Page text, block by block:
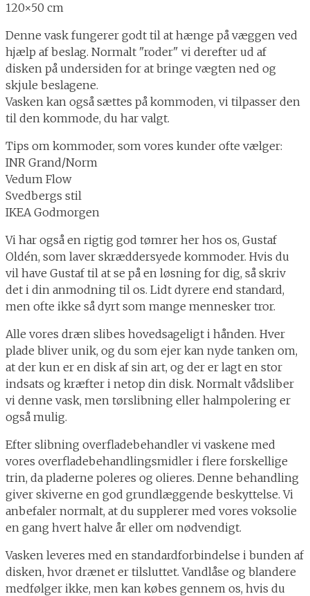
120×50 cm
Denne vask fungerer godt til at hænge på væggen ved
hjælp af beslag. Normalt "roder" vi derefter ud af
disken på undersiden for at bringe vægten ned og
skjule beslagene.
Vasken kan også sættes på kommoden, vi tilpasser den
til den kommode, du har valgt.
Tips om kommoder, som vores kunder ofte vælger:
INR Grand/Norm
Vedum Flow
Svedbergs stil
IKEA Godmorgen
Vi har også en rigtig god tømrer her hos os, Gustaf
Oldén, som laver skræddersyede kommoder. Hvis du
vil have Gustaf til at se på en løsning for dig, så skriv
det i din anmodning til os. Lidt dyrere end standard,
men ofte ikke så dyrt som mange mennesker tror.
Alle vores dræn slibes hovedsageligt i hånden. Hver
plade bliver unik, og du som ejer kan nyde tanken om,
at der kun er en disk af sin art, og der er lagt en stor
indsats og kræfter i netop din disk. Normalt vådsliber
vi denne vask, men tørslibning eller halmpolering er
også mulig.
Efter slibning overfladebehandler vi vaskene med
vores overfladebehandlingsmidler i flere forskellige
trin, da pladerne poleres og olieres. Denne behandling
giver skiverne en god grundlæggende beskyttelse. Vi
anbefaler normalt, at du supplerer med vores voksolie
en gang hvert halve år eller om nødvendigt.
Vasken leveres med en standardforbindelse i bunden af
disken, hvor drænet er tilsluttet. Vandlåse og blandere
medfølger ikke, men kan købes gennem os, hvis du